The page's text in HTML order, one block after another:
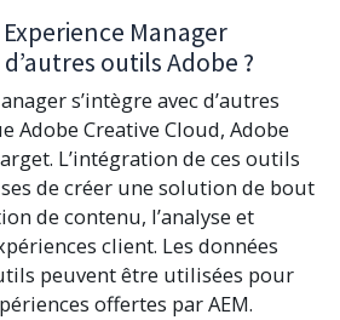
Manager
outils Adobe ?
s’intègre avec d’autres
Adobe Creative Cloud, Adobe
L’intégration de ces outils
de créer une solution de bout
de contenu, l’analyse et
client. Les données
peuvent être utilisées pour
offertes par AEM.